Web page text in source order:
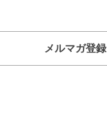
メルマガ登録